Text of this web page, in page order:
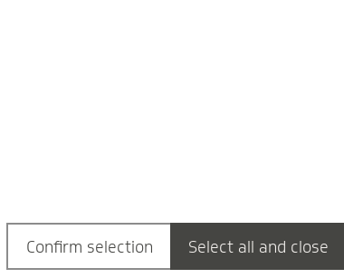
seit 2015 IT-Architekt bei
Confirm selection Select all and close